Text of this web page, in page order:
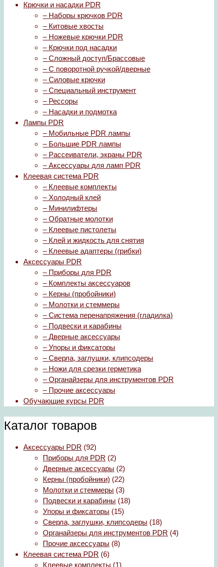
Крючки и насадки PDR
– Наборы крючков PDR
– Китовые хвосты
– Ножевые крючки PDR
– Крючки под насадки
– Сложный доступ/Брассовые
– С поворотной ручкой/дверные
– Силовые крючки
– Специальный инструмент
– Рессоры
– Насадки и подмотка
Лампы PDR
– Мобильные PDR лампы
– Большие PDR лампы
– Рассеиватели, экраны PDR
– Аксессуары для ламп PDR
Клеевая система PDR
– Клеевые комплекты
– Холодный клей
– Минилифтеры
– Обратные молотки
– Клеевые пистолеты
– Клей и жидкость для снятия
– Клеевые адаптеры (грибки)
Аксессуары PDR
– Приборы для PDR
– Комплекты аксессуаров
– Керны (пробойники)
– Молотки и стеммеры
– Система перенапряжения (гладилка)
– Подвески и карабины
– Дверные аксессуары
– Упоры и фиксаторы
– Сверла, заглушки, клипсодеры
– Ножи для срезки герметика
– Органайзеры для инструментов PDR
– Прочие аксессуары
Обучающие курсы PDR
Каталог товаров
Аксессуары PDR (92)
Приборы для PDR (2)
Дверные аксессуары (2)
Керны (пробойники) (22)
Молотки и стеммеры (3)
Подвески и карабины (18)
Упоры и фиксаторы (15)
Сверла, заглушки, клипсодеры (18)
Органайзеры для инструментов PDR (4)
Прочие аксессуары (8)
Клеевая система PDR (6)
Клеевые комплекты (1)